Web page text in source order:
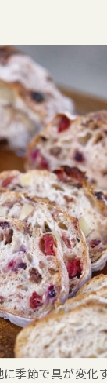
に季節で具が変化